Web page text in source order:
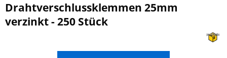
Drahtverschlussklemmen 25mm
verzinkt - 250 Stück